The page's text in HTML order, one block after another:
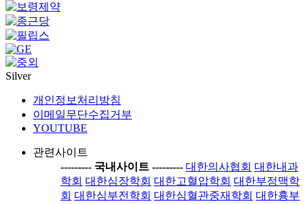
Silver
개인정보처리방침
이메일무단수집거부
YOUTUBE
관련사이트
--------- 국내사이트 --------- 대한의사협회 대한내과
학회 대한심장학회 대한고혈압학회 대한부정맥학
회 대한심부전학회 대한심혈관중재학회 대한흉부